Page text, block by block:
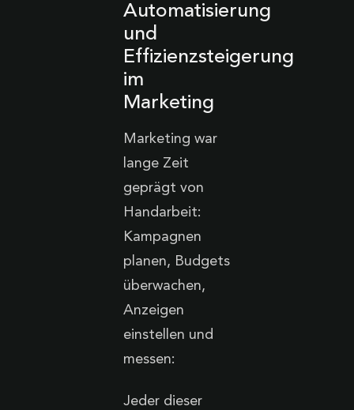
Automatisierung
und
Effizienzsteigerung
im
Marketing
Marketing war
lange Zeit
geprägt von
Handarbeit:
Kampagnen
planen, Budgets
überwachen,
Anzeigen
einstellen und
messen:
Jeder dieser